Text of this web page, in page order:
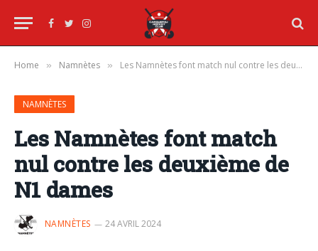
Facebook
TwitterInstagram
Home » Namnètes » Les Namnètes font match nul contre les deuxième de N1 dames
NAMNÈTES
Les Namnètes font match
nul contre les deuxième de
N1 dames
NAMNÈTES 24 AVRIL 2024